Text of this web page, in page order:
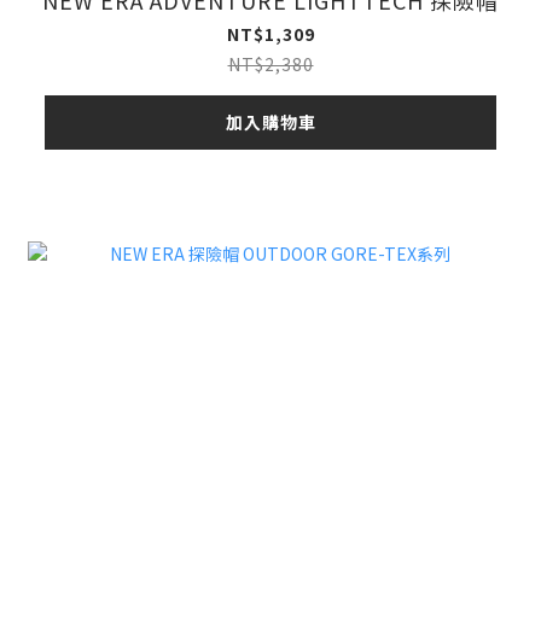
NT$1,309
NT$2,380
加入購物車